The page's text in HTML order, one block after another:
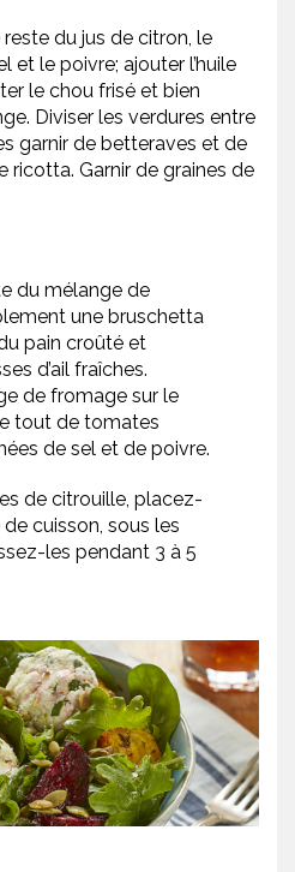
du jus de citron, le
et le poivre; ajouter l’huile
le chou frisé et bien
Diviser les verdures entre
garnir de betteraves et de
ricotta. Garnir de graines de
du mélange de
une bruschetta
pain croûté et
d’ail fraîches.
de fromage sur le
tout de tomates
de sel et de poivre.
de citrouille, placez-
cuisson, sous les
les pendant 3 à 5